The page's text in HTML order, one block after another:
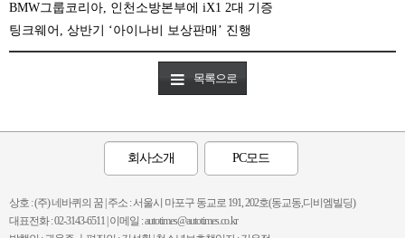
BMW그룹코리아, 인천소방본부에 iX1 2대 기증
팅크웨어, 상반기 ‘아이나비 보상판매’ 진행
목록으로
회사소개 PC모드
상호 : (주) 네바퀴의 꿈 | 주소 : 서울시 마포구 동교로 191, 202호(동교동,디비엠빌딩)
대표전화 : 02-3143-6511 | 이메일 : autotimes@autotimes.co.kr